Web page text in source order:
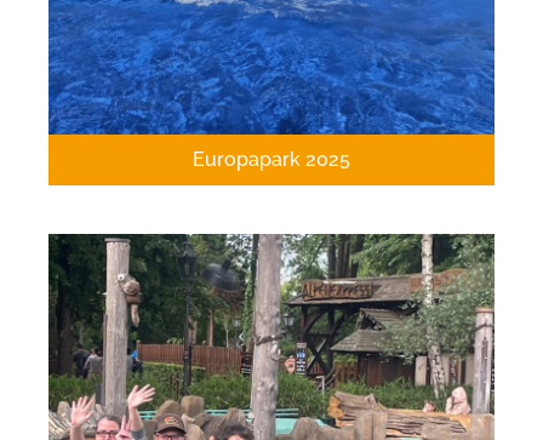
Europapark 2025